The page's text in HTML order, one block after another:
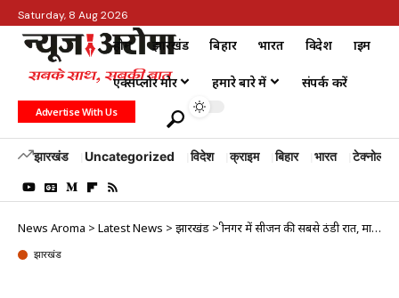
Saturday, 8 Aug 2026
होम झारखंड बिहार भारत विदेश क्राइम
एक्सप्लोर मोर हमारे बारे में संपर्क करें
Advertise With Us
झारखंड Uncategorized विदेश क्राइम बिहार भारत टेक्नोलॉजी
News Aroma > Latest News > झारखंड >श्रीनगर में सीजन की सबसे ठंडी रात, माइनस 3 डिग्री तापमान दर्ज
झारखंड